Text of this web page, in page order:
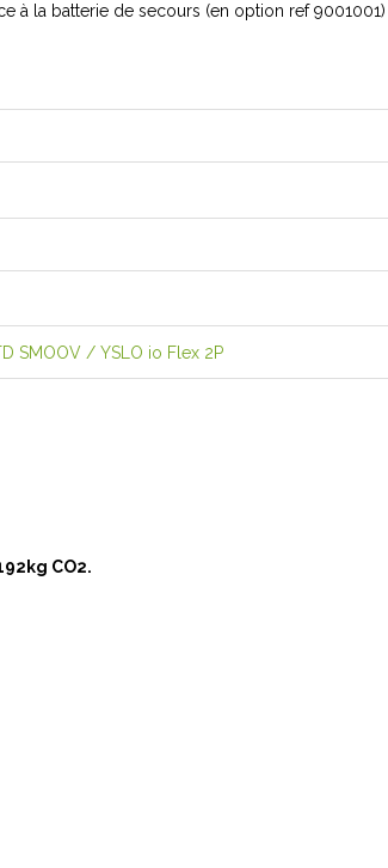
à la batterie de secours (en option ref 9001001)
SMOOV / YSLO io Flex 2P
CO2.